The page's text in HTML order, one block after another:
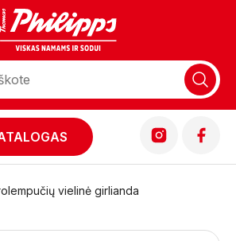
vielinė girlianda